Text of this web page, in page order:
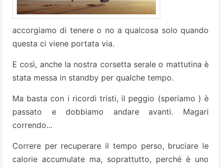
accorgiamo di tenere o no a qualcosa solo quando
questa ci viene portata via.
E così, anche la nostra corsetta serale o mattutina è
stata messa in standby per qualche tempo.
Ma basta con i ricordi tristi, il peggio (speriamo ) è
passato e dobbiamo andare avanti. Magari
correndo...
Correre per recuperare il tempo perso, bruciare le
calorie accumulate ma, soprattutto, perché è uno